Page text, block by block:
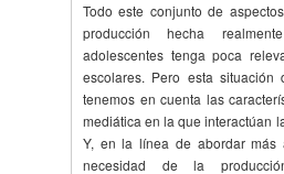
Todo este conjunto de
producción hecha
adolescentes tenga poca
escolares. Pero esta situación
tenemos en cuenta las
mediática en la que interactúan
Y, en la línea de abordar
necesidad de la